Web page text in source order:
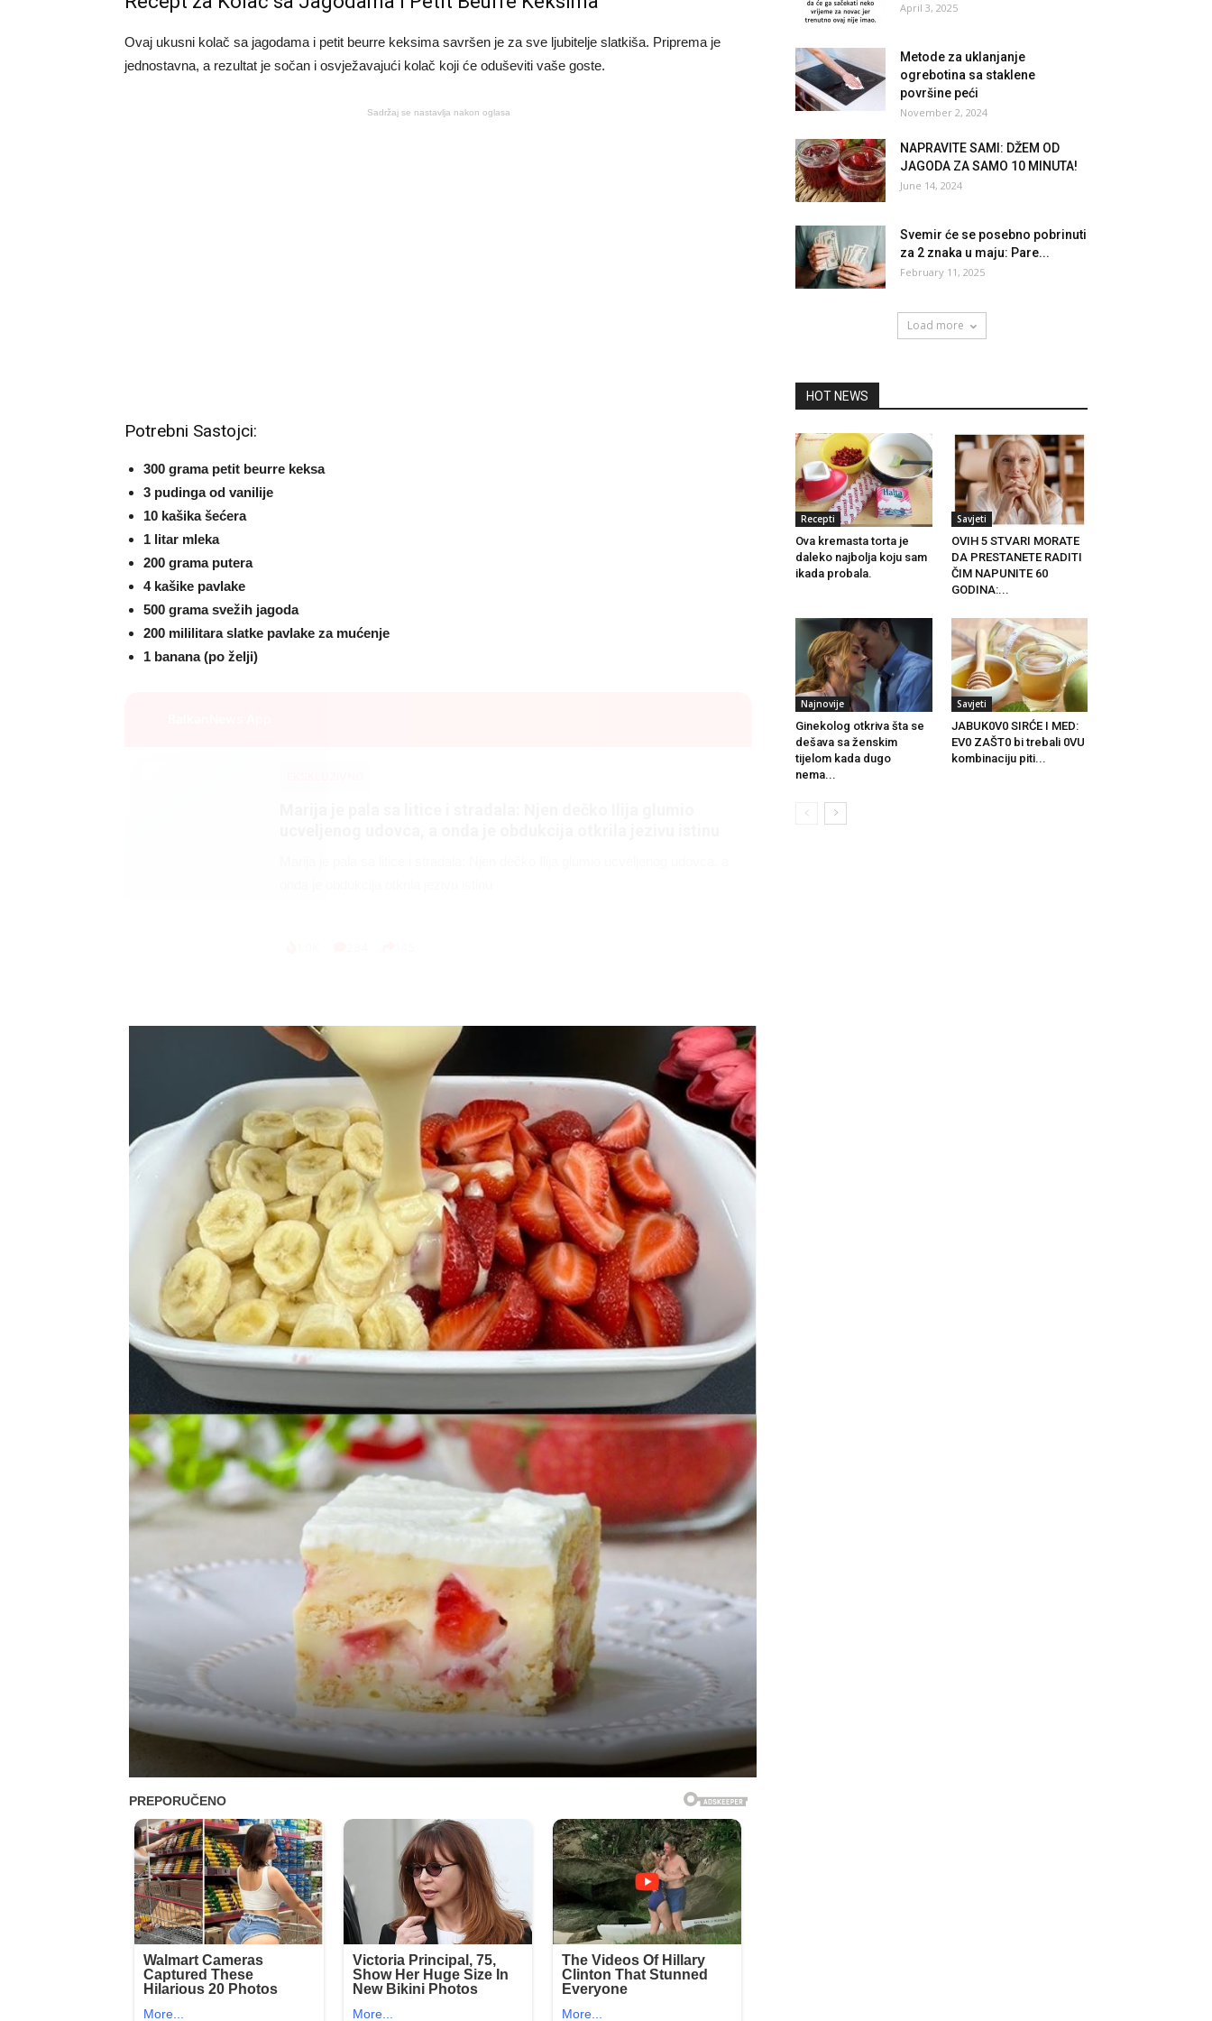
Ovaj ukusni kolač sa jagodama i petit beurre keksima savršen je za sve ljubitelje slatkiša. Priprema je
jednostavna, a rezultat je sočan i osvježavajući kolač koji će oduševiti vaše goste.
Sadržaj se nastavlja nakon oglasa
Potrebni Sastojci:
300 grama petit beurre keksa
3 pudinga od vanilije
10 kašika šećera
1 litar mleka
200 grama putera
4 kašike pavlake
500 grama svežih jagoda
200 mililitara slatke pavlake za mućenje
1 banana (po želji)
April 3, 2025
Metode za uklanjanje
ogrebotina sa staklene
površine peći
November 2, 2024
NAPRAVITE SAMI: DŽEM OD
JAGODA ZA SAMO 10 MINUTA!
June 14, 2024
Svemir će se posebno pobrinuti
za 2 znaka u maju: Pare...
February 11, 2025
Load more
HOT NEWS
Recepti
Ova kremasta torta je
daleko najbolja koju sam
ikada probala.
Savjeti
OVIH 5 STVARI MORATE
DA PRESTANETE RADITI
ČIM NAPUNITE 60
GODINA:...
Najnovije
Ginekolog otkriva šta se
dešava sa ženskim
tijelom kada dugo
nema...
Savjeti
JABUK0V0 SIRĆE I MED:
EV0 ZAŠT0 bi trebali 0VU
kombinaciju piti...